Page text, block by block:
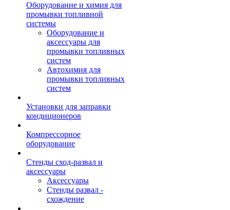
Оборудование и химия для
промывки топливной
системы
Оборудование и
аксессуары для
промывки топливных
систем
Автохимия для
промывки топливных
систем
Установки для заправки
кондиционеров
Компрессорное
оборудование
Стенды сход-развал и
аксессуары
Аксессуары
Стенды развал -
схождение